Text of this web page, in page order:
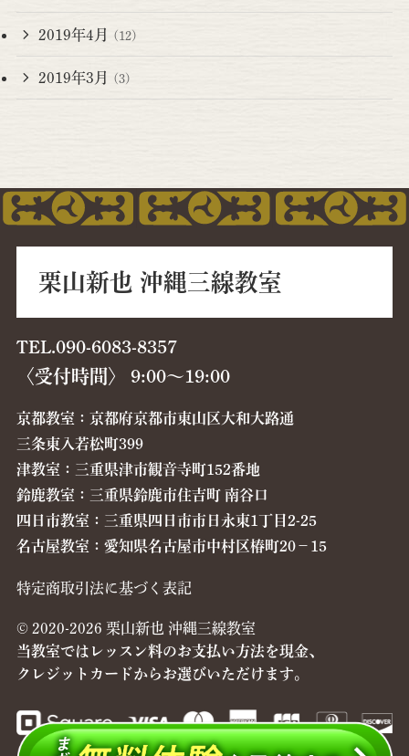
2019年4月 (12)
2019年3月 (3)
栗山新也 沖縄三線教室
TEL.090-6083-8357
〈受付時間〉 9:00〜19:00
京都教室：京都府京都市東山区大和大路通
三条東入若松町399
津教室：三重県津市観音寺町152番地
鈴鹿教室：三重県鈴鹿市住吉町 南谷口
四日市教室：三重県四日市市日永東1丁目2-25
名古屋教室：愛知県名古屋市中村区椿町20−15
特定商取引法に基づく表記
© 2020-2026 栗山新也 沖縄三線教室
当教室ではレッスン料のお支払い方法を現金、
クレジットカードからお選びいただけます。